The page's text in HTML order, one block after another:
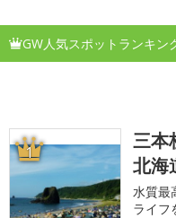
GW人気スポットランキン
1
三本
北海
水質最
ライフ